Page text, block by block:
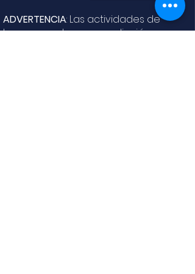
ADVERTENCIA: Las actividades de
buceo pueden crear adicción, y